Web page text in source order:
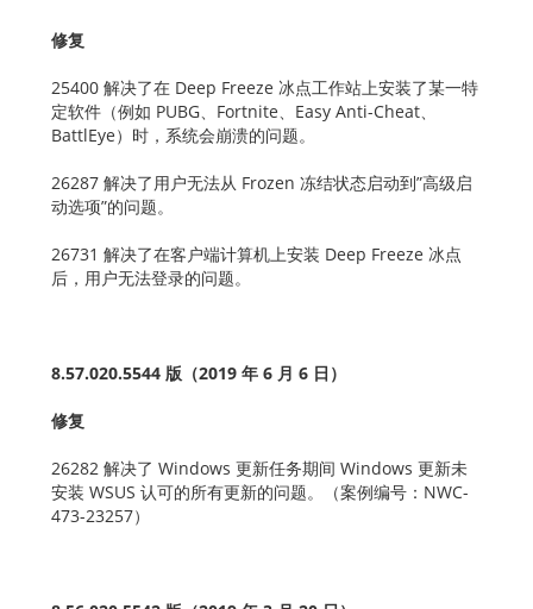
修复
25400 解决了在 Deep Freeze 冰点工作站上安装了某一特
定软件（例如 PUBG、Fortnite、Easy Anti-Cheat、
BattlEye）时，系统会崩溃的问题。
26287 解决了用户无法从 Frozen 冻结状态启动到”高级启
动选项”的问题。
26731 解决了在客户端计算机上安装 Deep Freeze 冰点
后，用户无法登录的问题。
8.57.020.5544 版（2019 年 6 月 6 日）
修复
26282 解决了 Windows 更新任务期间 Windows 更新未
安装 WSUS 认可的所有更新的问题。（案例编号：NWC-
473-23257）